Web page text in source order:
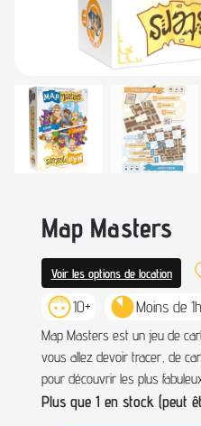
Map Masters
Voir les options de location
10+ Moins de 1h
Map Masters est un jeu de
vous allez devoir tracer, de
pour découvrir les plus
Plus que 1 en stock (peut